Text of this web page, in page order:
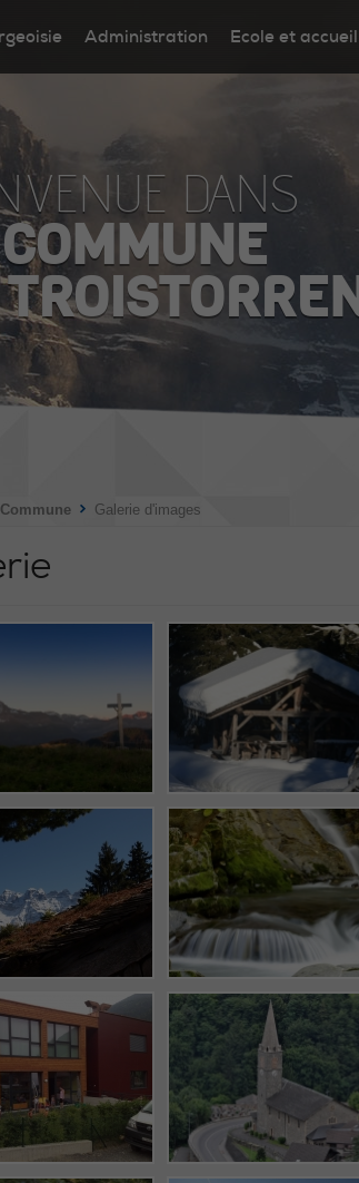
Administration Ecole et
DANS
Commune > Galerie d'images